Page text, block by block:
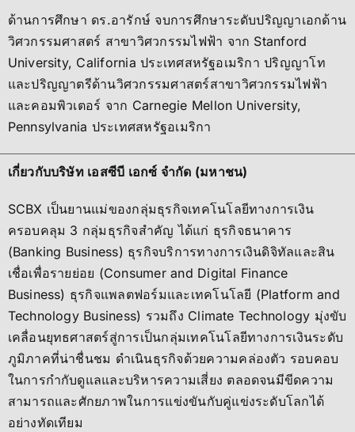
ด้านการศึกษา ดร.อารักษ์ จบการศึกษาระดับปริญญาเอกด้าน
วิศวกรรมศาสตร์ สาขาวิศวกรรมไฟฟ้า จาก Stanford
University, California ประเทศสหรัฐอเมริกา ปริญญาโท
และปริญญาตรีด้านวิศวกรรมศาสตร์สาขาวิศวกรรมไฟฟ้า
และคอมพิวเตอร์ จาก Carnegie Mellon University,
Pennsylvania ประเทศสหรัฐอเมริกา
เกี่ยวกับบริษัท เอสซีบี เอกซ์ จำกัด (มหาชน)
SCBX เป็นยานแม่ของกลุ่มธุรกิจเทคโนโลยีทางการเงิน
ครอบคลุม 3 กลุ่มธุรกิจสำคัญ ได้แก่ ธุรกิจธนาคาร
(Banking Business) ธุรกิจบริการทางการเงินดิจิทัลและสิน
เชื่อเพื่อรายย่อย (Consumer and Digital Finance
Business) ธุรกิจแพลตฟอร์มและเทคโนโลยี (Platform and
Technology Business) รวมถึง Climate Technology มุ่งขับ
เคลื่อนยุทธศาสตร์สู่การเป็นกลุ่มเทคโนโลยีทางการเงินระดับ
ภูมิภาคที่น่าชื่นชม ดำเนินธุรกิจด้วยความคล่องตัว รอบคอบ
ในการกำกับดูแลและบริหารความเสี่ยง ตลอดจนมีขีดความ
สามารถและศักยภาพในการแข่งขันกับคู่แข่งระดับโลกได้
อย่างทัดเทียม